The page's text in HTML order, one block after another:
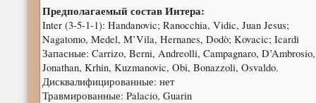
Предполагаемый состав Интера:
Inter (3-5-1-1): Handanovic; Ranocchia, Vidic, Juan Jesus;
Nagatomo, Medel, M’Vila, Hernanes, Dodò; Kovacic; Icardi
Запасные: Carrizo, Berni, Andreolli, Campagnaro, D’Ambrosio,
Jonathan, Krhin, Kuzmanovic, Obi, Bonazzoli, Osvaldo.
Дисквалифицированные: нет
Травмированные: Palacio, Guarin